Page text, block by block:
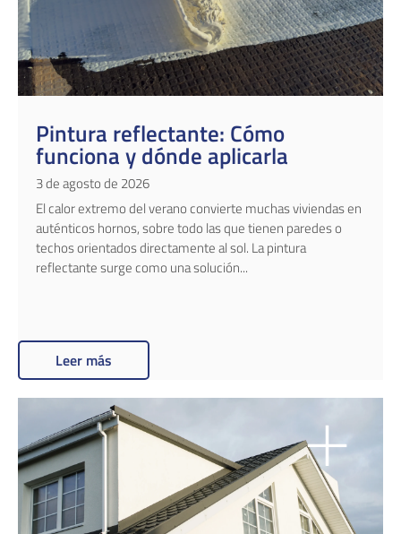
Pintura reflectante: Cómo
funciona y dónde aplicarla
3 de agosto de 2026
El calor extremo del verano convierte muchas viviendas en
auténticos hornos, sobre todo las que tienen paredes o
techos orientados directamente al sol. La pintura
reflectante surge como una solución...
Leer más